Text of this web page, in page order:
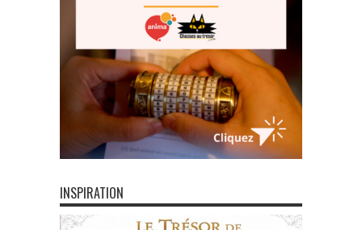
INSPIRATION